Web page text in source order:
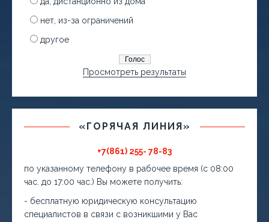
нет, из-за ограничений
другое
Просмотреть результаты
«ГОРЯЧАЯ ЛИНИЯ»
+7(861) 255- 78-83
по указанному телефону в рабочее время (с 08:00
час. до 17:00 час.) Вы можете получить:
- бесплатную юридическую консультацию
специалистов в связи с возникшими у Вас